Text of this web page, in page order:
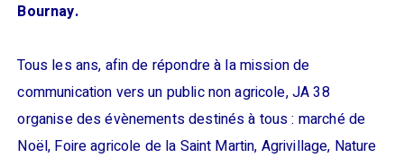
Bournay.
Tous les ans, afin de répondre à la mission de
communication vers un public non agricole, JA 38
organise des évènements destinés à tous : marché de
Noël, Foire agricole de la Saint Martin, Agrivillage, Nature